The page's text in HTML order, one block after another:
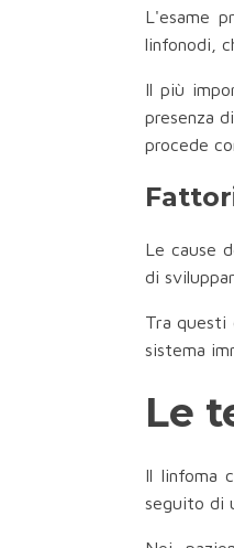
L'esame
linfonodi,
Il più
presenza
procede
Le cause
di
Tra questi
sistema
Le
Il linfoma
seguito di